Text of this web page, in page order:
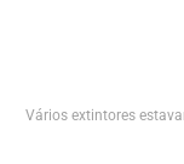
Vários extintores